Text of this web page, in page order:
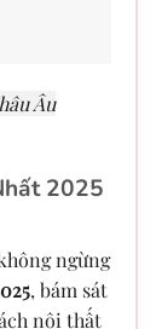
Âu
2025
ngừng
, bám sát
nội thất